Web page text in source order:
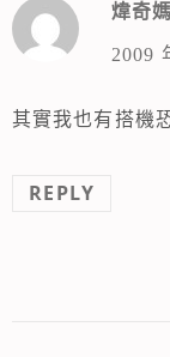
煒奇
2009
其實我也有搭機
REPLY